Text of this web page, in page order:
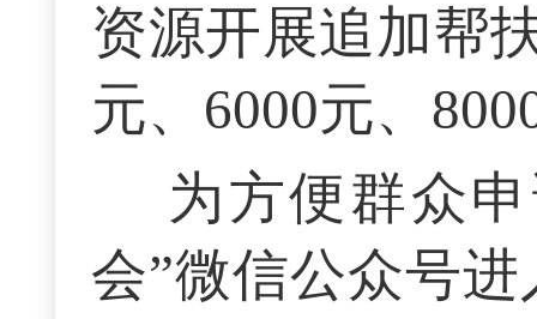
资源开展追加帮
元、6000元、
为方便群众
会”微信公众号